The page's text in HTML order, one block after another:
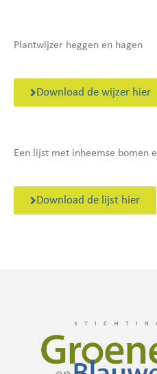
Plantwijzer heggen en hagen
Download de wijzer hier
Een lijst met inheemse bomen
Download de lijst hier